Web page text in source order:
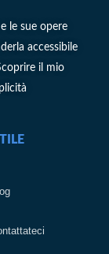
le sue opere
accessibile
il mio